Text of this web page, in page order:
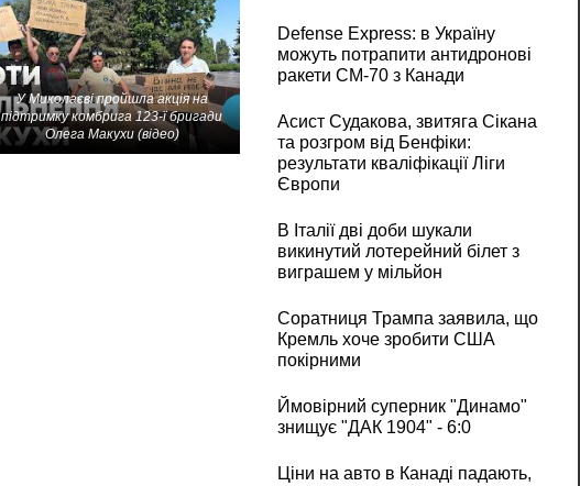
У Миколаєві пройшла акція на
підтримку комбрига 123-ї бригади
Олега Макухи (відео)
Defense Express: в Україну
можуть потрапити антидронові
ракети CM-70 з Канади
Асист Судакова, звитяга Сікана
та розгром від Бенфіки:
результати кваліфікації Ліги
Європи
В Італії дві доби шукали
викинутий лотерейний білет з
виграшем у мільйон
Соратниця Трампа заявила, що
Кремль хоче зробити США
покірними
Ймовірний суперник "Динамо"
знищує "ДАК 1904" - 6:0
Ціни на авто в Канаді падають,